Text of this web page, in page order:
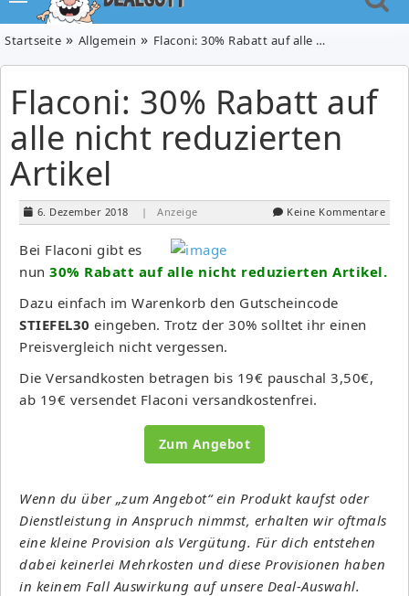
Startseite Allgemein Flaconi: 30% Rabatt auf alle nicht reduzierten Artikel
Flaconi: 30% Rabatt auf
alle nicht reduzierten
Artikel
6. Dezember 2018 | Anzeige Keine Kommentare
Bei Flaconi gibt es
nun 30% Rabatt auf alle nicht reduzierten Artikel.
Dazu einfach im Warenkorb den Gutscheincode
STIEFEL30 eingeben. Trotz der 30% solltet ihr einen
Preisvergleich nicht vergessen.
Die Versandkosten betragen bis 19€ pauschal 3,50€,
ab 19€ versendet Flaconi versandkostenfrei.
Zum Angebot
Wenn du über „zum Angebot“ ein Produkt kaufst oder
Dienstleistung in Anspruch nimmst, erhalten wir oftmals
eine kleine Provision als Vergütung. Für dich entstehen
dabei keinerlei Mehrkosten und diese Provisionen haben
in keinem Fall Auswirkung auf unsere Deal-Auswahl.